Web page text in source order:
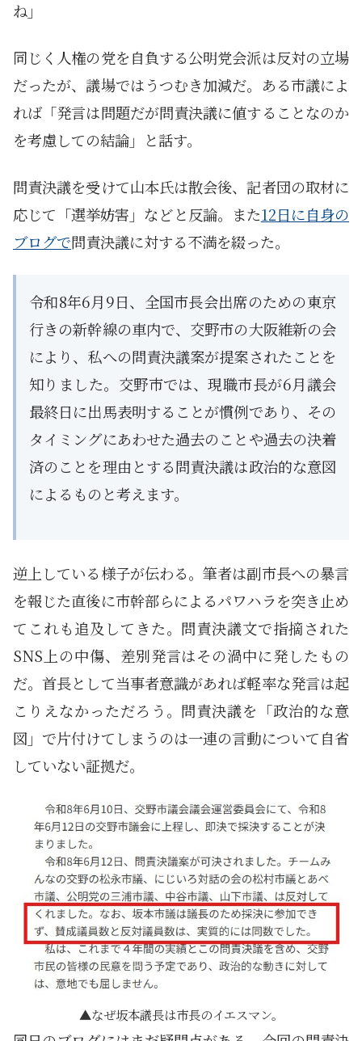
ね」
同じく人権の党を自負する公明党会派は反対の立場
だったが、議場ではうつむき加減だ。ある市議によ
れば「発言は問題だが問責決議に値することなのか
を考慮しての結論」と話す。
問責決議を受けて山本氏は散会後、記者団の取材に
応じて「選挙妨害」などと反論。また12日に自身の
ブログで問責決議に対する不満を綴った。
令和8年6月9日、全国市長会出席のための東京
行きの新幹線の車内で、交野市の大阪維新の会
により、私への問責決議案が提案されたことを
知りました。交野市では、現職市長が6月議会
最終日に出馬表明することが慣例であり、その
タイミングにあわせた過去のことや過去の決着
済のことを理由とする問責決議は政治的な意図
によるものと考えます。
逆上している様子が伝わる。筆者は副市長への暴言
を報じた直後に市幹部らによるパワハラを突き止め
てこれも追及してきた。問責決議文で指摘された
SNS上の中傷、差別発言はその渦中に発したもの
だ。首長として当事者意識があれば軽率な発言は起
こりえなかっただろう。問責決議を「政治的な意
図」で片付けてしまうのは一連の言動について自省
していない証拠だ。
なぜ坂本議長は市長のイエスマン。